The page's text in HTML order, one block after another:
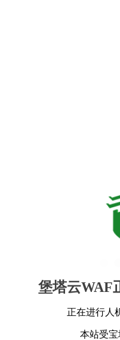
堡塔云WAF
正在进行人
本站受